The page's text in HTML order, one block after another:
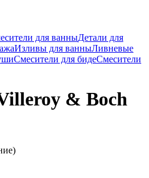
для ванныДетали для
Изливы для ванныЛивневые
Смесители для бидеСмесители
& Boch